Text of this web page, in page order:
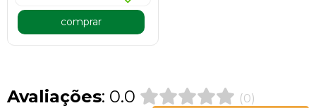
comprar
Avaliações: 0.0 (0)